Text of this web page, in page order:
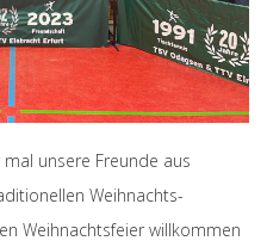
unsere Freunde aus
Weihnachts-
Weihnachtsfeier willkommen